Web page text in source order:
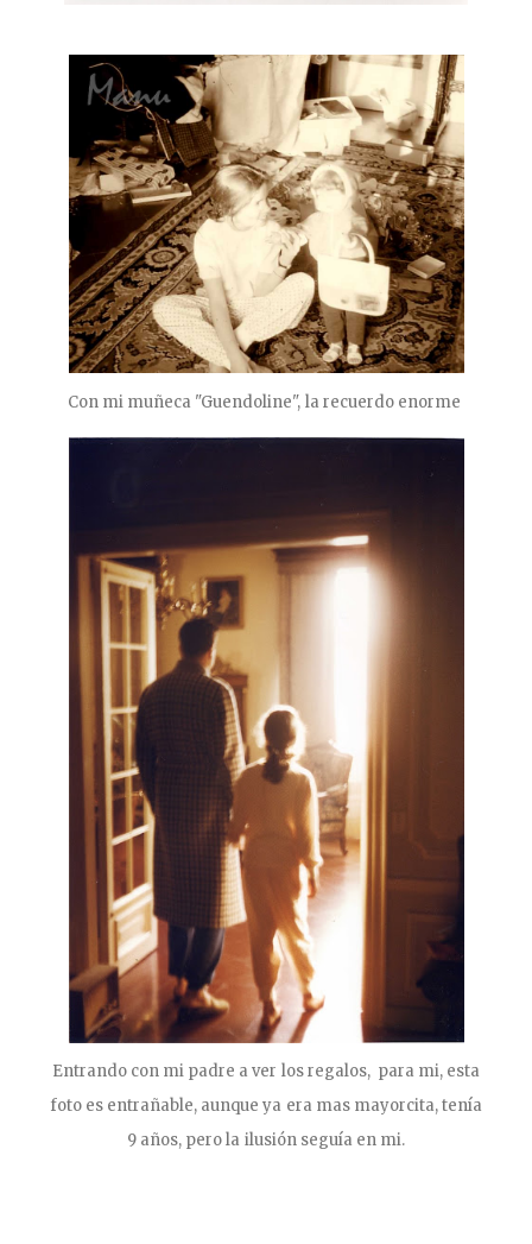
Con mi muñeca "Guendoline", la recuerdo enorme
Entrando con mi padre a ver los regalos, para mi, esta
foto es entrañable, aunque ya era mas mayorcita, tenía
9 años, pero la ilusión seguía en mi.